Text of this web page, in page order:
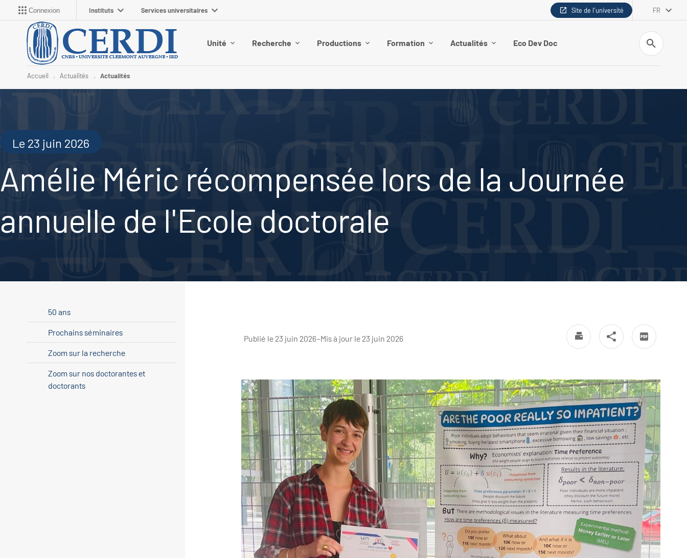
Connexion Instituts Services universitaires Site de l'université FR
Unité Recherche Productions Formation Actualités Eco Dev Doc
Recherche
Accueil Actualités Actualités
Le 23 juin 2026
Amélie Méric récompensée lors de la Journée
annuelle de l'Ecole doctorale
Publié le 23 juin 2026–Mis à jour le 23 juin 2026
50 ans
Prochains séminaires
Zoom sur la recherche
Zoom sur nos doctorantes et
doctorants